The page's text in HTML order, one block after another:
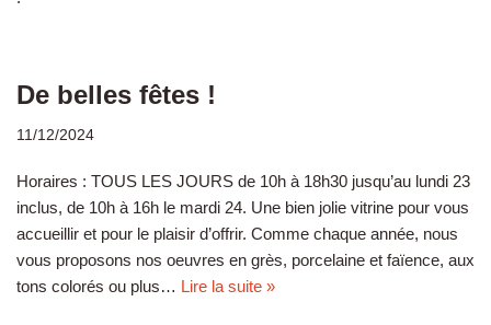
De belles fêtes !
11/12/2024
Horaires : TOUS LES JOURS de 10h à 18h30 jusqu’au lundi 23
inclus, de 10h à 16h le mardi 24. Une bien jolie vitrine pour vous
accueillir et pour le plaisir d’offrir. Comme chaque année, nous
vous proposons nos oeuvres en grès, porcelaine et faïence, aux
tons colorés ou plus… Lire la suite »